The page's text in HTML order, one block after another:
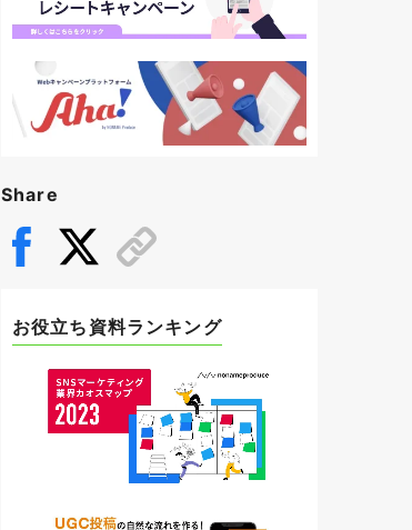
Share
お役立ち資料ランキング